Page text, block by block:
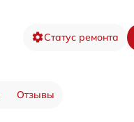
Статус ремонта
Отзывы